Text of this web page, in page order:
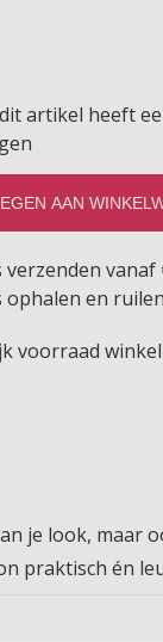
artikel heeft
AAN
verzenden vanaf
ophalen en
voorraad winkel
je look, maar
praktisch én